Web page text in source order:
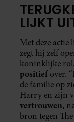
LIJKT
Met deze
zegt hij zelf
koninklijke
positiefover.
de familie op
Harry en zijn
vertrouwen,
bron tegen